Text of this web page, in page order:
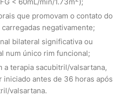
que promovam o contato do
negativamente;
bilateral significativa ou
num único rim funcional;
a terapia sacubitril/valsartana,
antes de 36 horas após
valsartana.